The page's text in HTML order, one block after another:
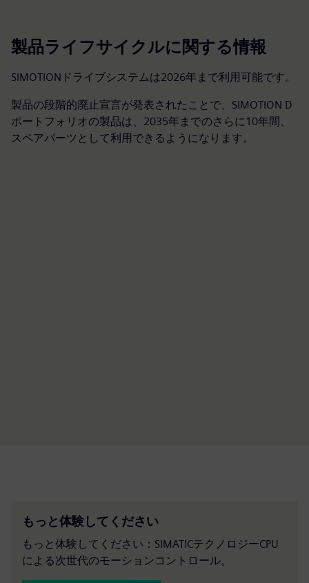
製品ライフサイクルに関する情報
SIMOTIONドライブシステムは2026年まで利用可能です。
製品の段階的廃止宣言が発表されたことで、SIMOTION D
ポートフォリオの製品は、2035年までのさらに10年間、
スペアパーツとして利用できるようになります。
もっと体験してください
もっと体験してください：SIMATICテクノロジーCPU
による次世代のモーションコントロール。